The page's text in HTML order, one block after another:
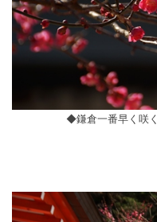
◆鎌倉一番早く咲